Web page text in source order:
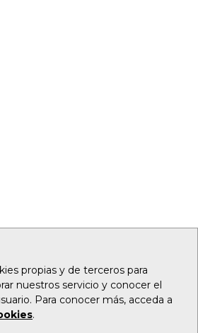
propias y de terceros para
nuestros servicio y conocer el
Para conocer más, acceda a
.